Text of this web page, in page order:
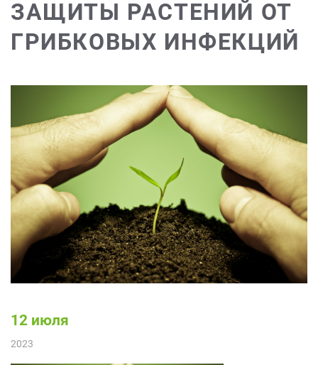
ЗАЩИТЫ РАСТЕНИЙ ОТ
ГРИБКОВЫХ ИНФЕКЦИЙ
12 июля
2023